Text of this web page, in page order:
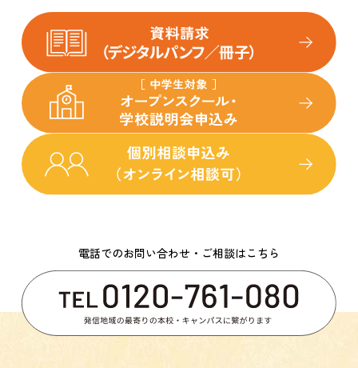
電話でのお問い合わせ・ご相談はこちら